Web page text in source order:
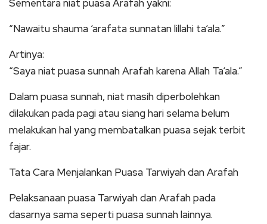
Sementara niat puasa Arafah yakni:
“Nawaitu shauma ‘arafata sunnatan lillahi ta‘ala.”
Artinya:
“Saya niat puasa sunnah Arafah karena Allah Ta‘ala.”
Dalam puasa sunnah, niat masih diperbolehkan
dilakukan pada pagi atau siang hari selama belum
melakukan hal yang membatalkan puasa sejak terbit
fajar.
Tata Cara Menjalankan Puasa Tarwiyah dan Arafah
Pelaksanaan puasa Tarwiyah dan Arafah pada
dasarnya sama seperti puasa sunnah lainnya.